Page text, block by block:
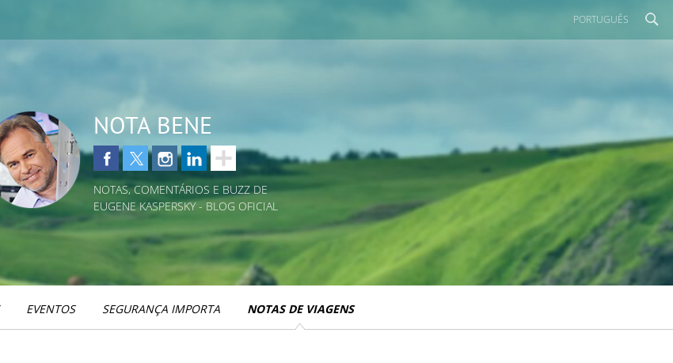
PORTUGUÊS
NOTA BENE
NOTAS, COMENTÁRIOS E BUZZ DE
EUGENE KASPERSKY - BLOG OFICIAL
EVENTOS SEGURANÇA IMPORTA NOTAS DE VIAGENS